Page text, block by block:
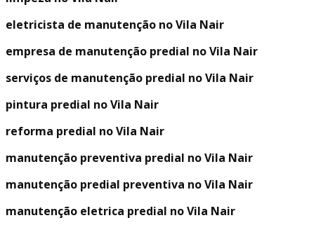
eletricista de manutenção no Vila Nair
empresa de manutenção predial no Vila Nair
serviços de manutenção predial no Vila Nair
pintura predial no Vila Nair
reforma predial no Vila Nair
manutenção preventiva predial no Vila Nair
manutenção predial preventiva no Vila Nair
manutenção eletrica predial no Vila Nair